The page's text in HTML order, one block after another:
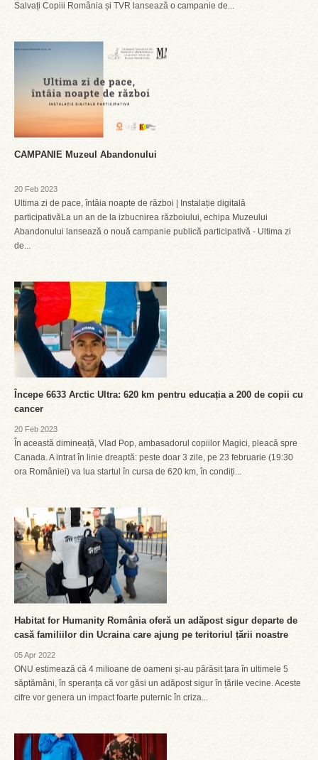
Salvați Copiii România și TVR lansează o campanie de...
CAMPANIE Muzeul Abandonului
20 Feb 2023
Ultima zi de pace, întâia noapte de război | Instalație digitală
participativăLa un an de la izbucnirea războiului, echipa Muzeului
Abandonului lansează o nouă campanie publică participativă - Ultima zi
de...
Începe 6633 Arctic Ultra: 620 km pentru educația a 200 de copii cu
cancer
20 Feb 2023
În această dimineață, Vlad Pop, ambasadorul copiilor Magici, pleacă spre
Canada. A intrat în linie dreaptă: peste doar 3 zile, pe 23 februarie (19:30
ora României) va lua startul în cursa de 620 km, în condiți...
Habitat for Humanity România oferă un adăpost sigur departe de
casă familiilor din Ucraina care ajung pe teritoriul țării noastre
05 Apr 2022
ONU estimează că 4 milioane de oameni și-au părăsit țara în ultimele 5
săptămâni, în speranța că vor găsi un adăpost sigur în țările vecine. Aceste
cifre vor genera un impact foarte puternic în criza...